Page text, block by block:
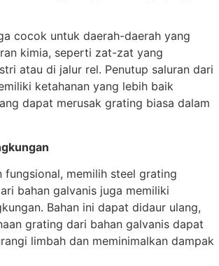
cocok untuk daerah-daerah yang
kimia, seperti zat-zat yang
atau di jalur rel. Penutup saluran dari
ketahanan yang lebih baik
dapat merusak grating biasa dalam
fungsional, memilih steel grating
bahan galvanis juga memiliki
Bahan ini dapat didaur ulang,
grating dari bahan galvanis dapat
limbah dan meminimalkan dampak